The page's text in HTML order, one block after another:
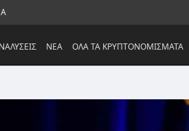
NEA ΟΛΑ ΤΑ ΚΡΥΠΤΟΝΟΜΙΣΜΑΤΑ